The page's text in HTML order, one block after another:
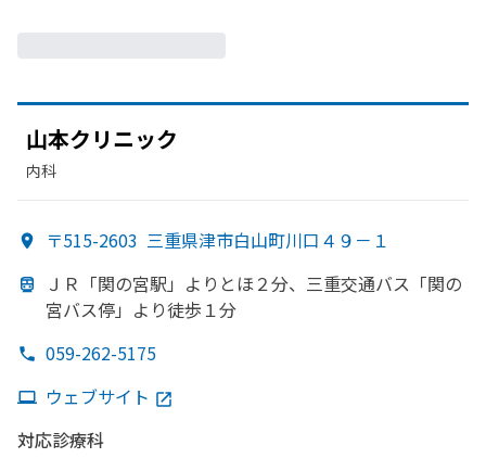
山本クリニック
内科
〒515-2603 三重県津市白山町川口４９－１
ＪＲ 「関の宮駅」よりとほ２分、 三重交通バス 「関の
宮バス停」より徒歩１分
059-262-5175
ウェブサイト
対応診療科